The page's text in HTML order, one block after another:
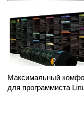
Максимальный
для программиста